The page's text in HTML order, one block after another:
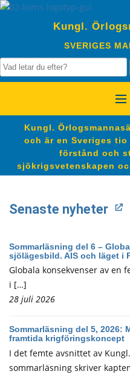
Kungl.
SVERIGES
Kungl.
och är en Sveriges tio
förstånd och
sjökrigsvetenskapen
Senaste nyheter
Sommarläsning del 6 –
sjölägesbild. AIS och läget i
Globala konsekvenser av en
i […]
28 juli 2026
Sommarläsning del 5, 2026:
framtida krigföringskoncept
I det femte avsnittet av
sommarläsning skriver